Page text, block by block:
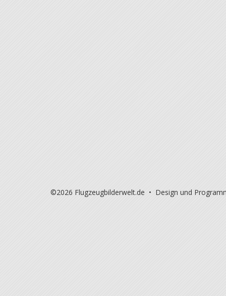
©2026 Flugzeugbilderwelt.de • Design und